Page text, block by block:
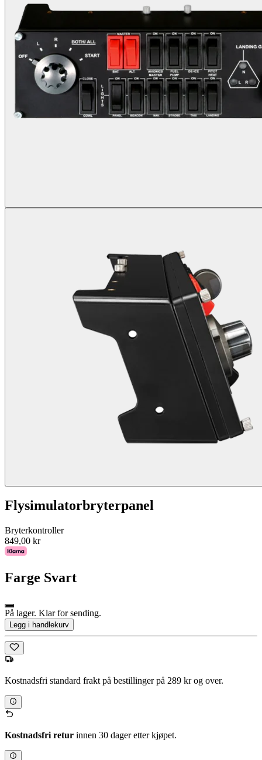
Flysimulatorbryterpanel
Bryterkontroller
849,00 kr
Farge Svart
På lager. Klar for sending.
Legg i handlekurv
Kostnadsfri standard frakt på bestillinger på 289 kr og over.
Kostnadsfri retur innen 30 dager etter kjøpet.